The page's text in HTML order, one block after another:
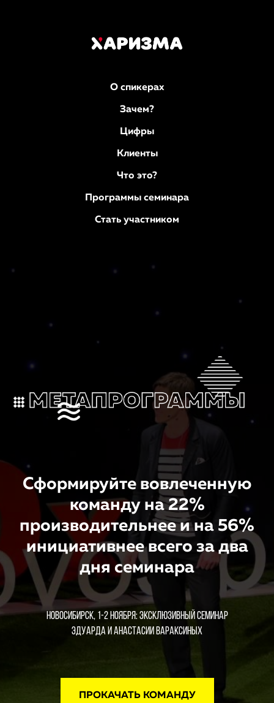
О спикерах
Зачем?
Цифры
Клиенты
Что это?
Программы семинара
Стать участником
Сформируйте вовлеченную
команду на 22%
производительнее и на 56%
инициативнее всего за два
дня семинара
Новосибирск, 1-2 Ноября: Эксклюзивный семинар
Эдуарда и Анастасии Вараксиных
ПРОКАЧАТЬ КОМАНДУ